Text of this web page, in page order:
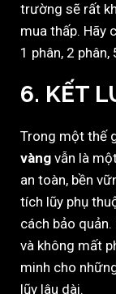
trường sẽ rất
mua thấp. Hãy
1 phân, 2
6. KẾT
Trong một thế
vàng vẫn là
an toàn, bền
tích lũy phụ
cách bảo
và không mất
minh cho
lũy lâu dài.